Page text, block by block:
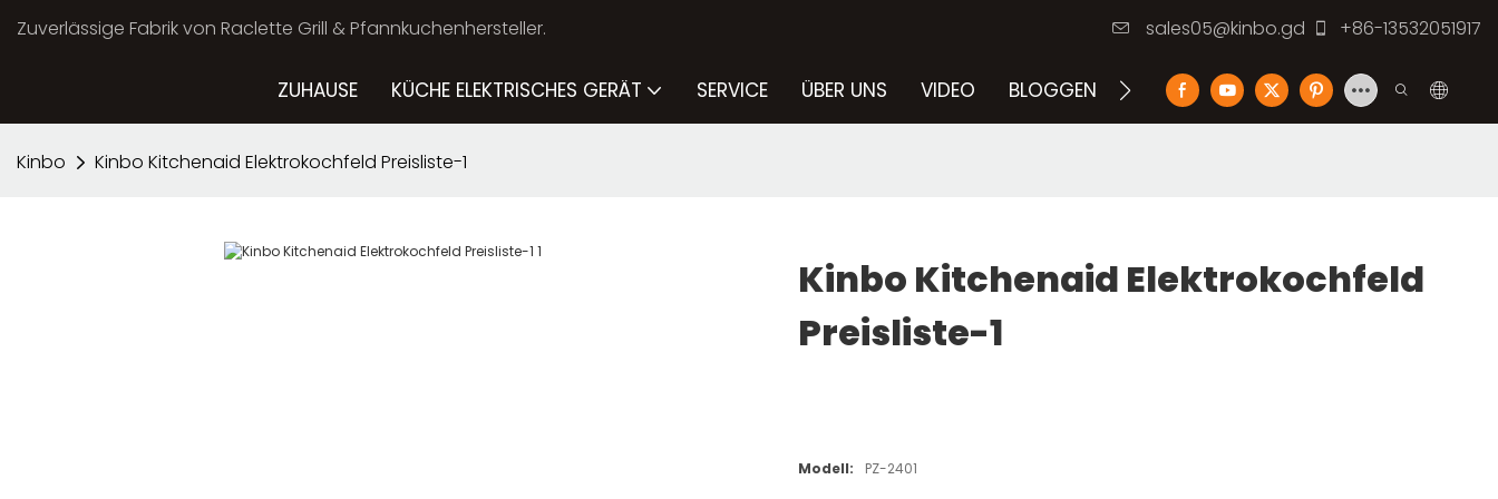
Zuverlässige Fabrik von Raclette Grill & Pfannkuchenhersteller. sales05@kinbo.gd +86-13532051917
ZUHAUSE KÜCHE ELEKTRISCHES GERÄT SERVICE ÜBER UNS VIDEO BLOGGEN KONTAKTIEREN SIE UNS
Kinbo Kinbo Kitchenaid Elektrokochfeld Preisliste-1
Kinbo Kitchenaid Elektrokochfeld
Preisliste-1
Modell: PZ-2401